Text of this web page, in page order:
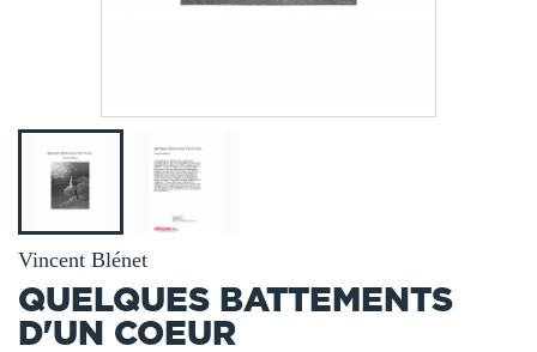
Vincent Blénet
QUELQUES BATTEMENTS
D'UN COEUR